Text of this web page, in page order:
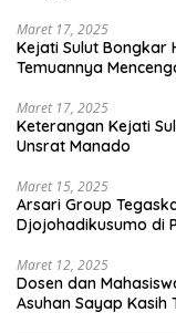
Maret 17, 2025
Kejati Sulut Bongkar
Temuannya
Maret 17, 2025
Keterangan Kejati
Unsrat Manado
Maret 15, 2025
Arsari Group
Djojohadikusumo di
Maret 12, 2025
Dosen dan
Asuhan Sayap Kasih